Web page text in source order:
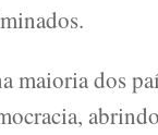
maioria dos
abrindo